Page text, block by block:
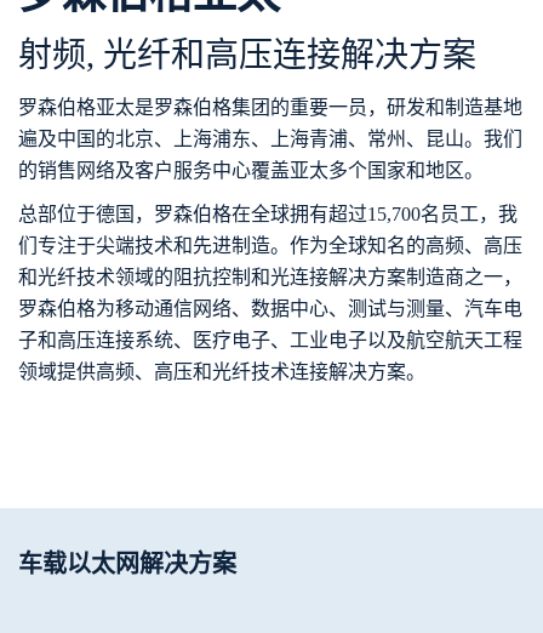
射频, 光纤和高压连接解决方案
罗森伯格亚太是罗森伯格集团的重要一员，研发和制造基地
遍及中国的北京、上海浦东、上海青浦、常州、昆山。我们
的销售网络及客户服务中心覆盖亚太多个国家和地区。
总部位于德国，罗森伯格在全球拥有超过15,700名员工，我
们专注于尖端技术和先进制造。作为全球知名的高频、高压
和光纤技术领域的阻抗控制和光连接解决方案制造商之一，
罗森伯格为移动通信网络、数据中心、测试与测量、汽车电
子和高压连接系统、医疗电子、工业电子以及航空航天工程
领域提供高频、高压和光纤技术连接解决方案。
车载以太网解决方案